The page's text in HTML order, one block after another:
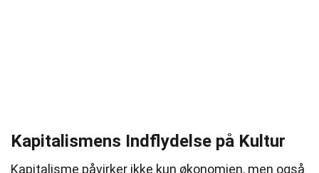
Kapitalismens Indflydelse på Kultur
Kapitalisme påvirker ikke kun økonomien, men også